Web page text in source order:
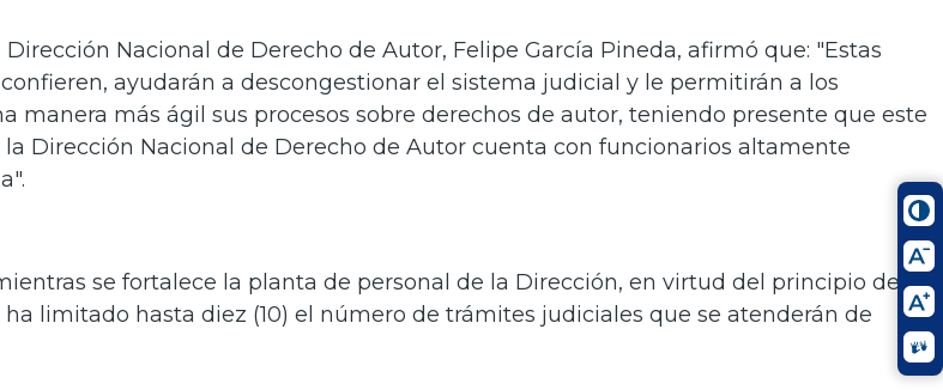
Nacional de Derecho de Autor, Felipe García Pineda, afirmó que: "Estas
ayudarán a descongestionar el sistema judicial y le permitirán a los
manera más ágil sus procesos sobre derechos de autor, teniendo presente que este
Dirección Nacional de Derecho de Autor cuenta con funcionarios altamente
se fortalece la planta de personal de la Dirección, en virtud del principio de
limitado hasta diez (10) el número de trámites judiciales que se atenderán de